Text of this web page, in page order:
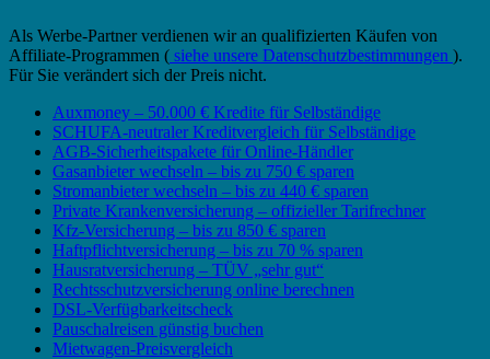
Als Werbe-Partner verdienen wir an qualifizierten Käufen von
Affiliate-Programmen ( siehe unsere Datenschutzbestimmungen ).
Für Sie verändert sich der Preis nicht.
Auxmoney – 50.000 € Kredite für Selbständige
SCHUFA-neutraler Kreditvergleich für Selbständige
AGB-Sicherheitspakete für Online-Händler
Gasanbieter wechseln – bis zu 750 € sparen
Stromanbieter wechseln – bis zu 440 € sparen
Private Krankenversicherung – offizieller Tarifrechner
Kfz-Versicherung – bis zu 850 € sparen
Haftpflichtversicherung – bis zu 70 % sparen
Hausratversicherung – TÜV „sehr gut“
Rechtsschutzversicherung online berechnen
DSL-Verfügbarkeitscheck
Pauschalreisen günstig buchen
Mietwagen-Preisvergleich